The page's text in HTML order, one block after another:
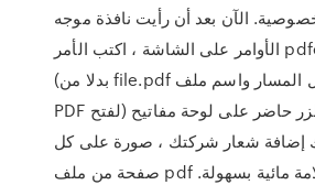
الآن بعد أن رأيت نافذة موجه
الأوامر على الشاشة ، اكتب الأمر pdfcrack "file.pdf"
(بدلا من file.pdf يجب عليك إدخال المسار واسم ملف
PDF لفتح) والضغط على الزر حاضر على لوحة مفاتيح
إضافة شعار شركتك ، صورة على كل
صفحة من ملف pdf الخاص بك كعلامة مائية بسهولة.